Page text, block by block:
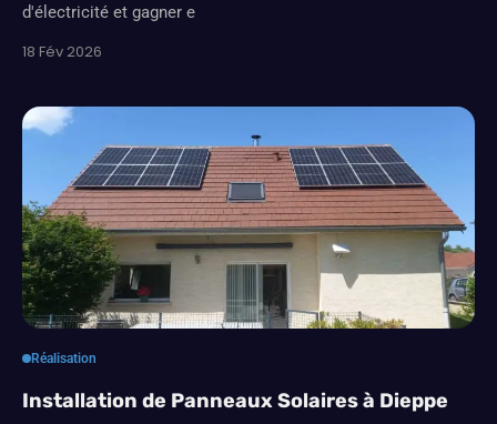
d'électricité et gagner e
18 Fév 2026
Réalisation
Installation de Panneaux Solaires à Dieppe